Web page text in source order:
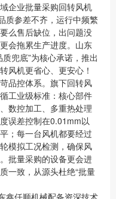
企业批量采购回转风机
质参差不齐，运行中频繁
么售后缺位，出问题没
会拖累生产进度。山东
兜底”为核心承诺，推出
风机更省心、更安心！
品控体系。旗下回转风
工业级标准：核心部件
数控加工、多重热处理
误差控制在0.01mm以
；每一台风机都要经过
模拟工况检测，确保风
批量采购的设备更会进
一致，从源头杜绝“批量
鑫仟顺机械配备资深技术